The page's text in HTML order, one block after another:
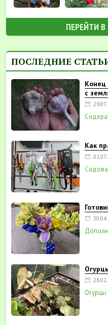
ПЕРЕЙТИ
ПОСЛЕДНИЕ
Конец
с
Как
Огурцы